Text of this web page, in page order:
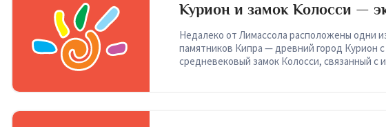
Курион и замок Колосси —
Кипра
Недалеко от Лимассола расположены одни
памятников Кипра — древний город Курион
средневековый замок Колосси, связанный с